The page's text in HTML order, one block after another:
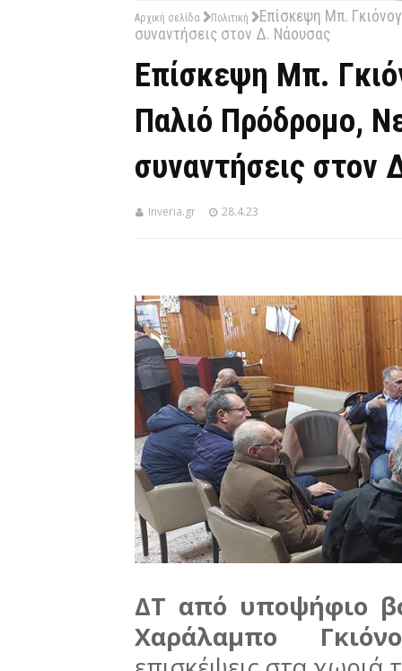
Αρχική σελίδα Πολιτική
Επίσκεψη Μπ.
συναντήσεις στον Δ. Νάουσας
Επίσκεψη Μπ.
Παλιό Πρόδρομο,
συναντήσεις στον
Inveria.gr 28.4.23
ΔΤ από υποψήφιο
Χαράλαμπο